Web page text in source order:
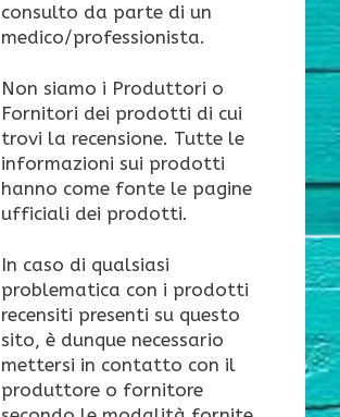
consulto da parte di un
medico/professionista.
Non siamo i Produttori o
Fornitori dei prodotti di cui
trovi la recensione. Tutte le
informazioni sui prodotti
hanno come fonte le pagine
ufficiali dei prodotti.
In caso di qualsiasi
problematica con i prodotti
recensiti presenti su questo
sito, è dunque necessario
mettersi in contatto con il
produttore o fornitore